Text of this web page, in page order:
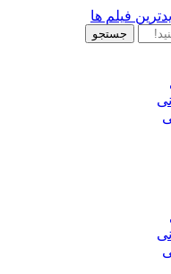
جستجو